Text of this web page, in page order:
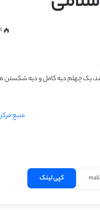
یک چهلم دیه کامل و دیه شکستن
کپی لینک